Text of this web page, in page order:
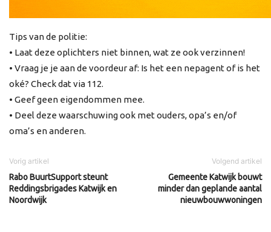
Tips van de politie:
• Laat deze oplichters niet binnen, wat ze ook verzinnen!
• Vraag je je aan de voordeur af: Is het een nepagent of is het
oké? Check dat via 112.
• Geef geen eigendommen mee.
• Deel deze waarschuwing ook met ouders, opa’s en/of
oma’s en anderen.
Vorig artikel
Rabo BuurtSupport steunt
Reddingsbrigades Katwijk en
Noordwijk
Volgend artikel
Gemeente Katwijk bouwt
minder dan geplande aantal
nieuwbouwwoningen